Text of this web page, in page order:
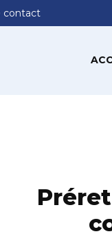
contact